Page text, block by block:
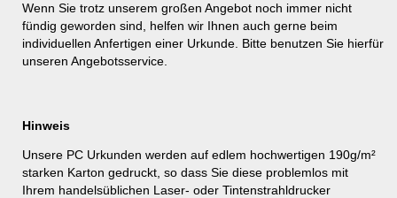
Wenn Sie trotz unserem großen Angebot noch immer nicht
fündig geworden sind, helfen wir Ihnen auch gerne beim
individuellen Anfertigen einer Urkunde. Bitte benutzen Sie hierfür
unseren Angebotsservice
Hinweis
Unsere PC Urkunden werden auf edlem hochwertigen 190g/m²
starken Karton gedruckt, so dass Sie diese problemlos mit
Ihrem handelsüblichen Laser- oder Tintenstrahldrucker